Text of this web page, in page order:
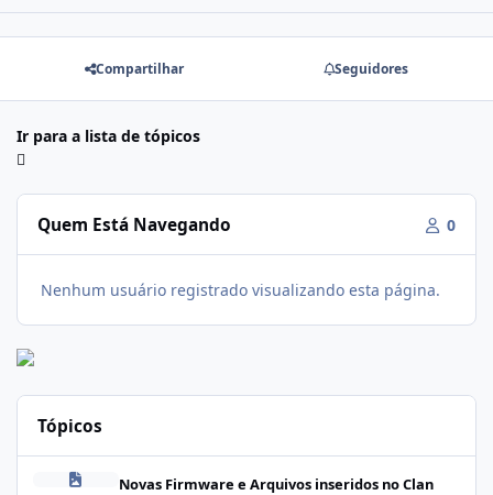
Compartilhar Seguidores
Ir para a lista de tópicos
Quem Está Navegando 0
Nenhum usuário registrado visualizando esta página.
Tópicos
Firmware Realme C100i
Novas Firmware e Arquivos inseridos no Clan